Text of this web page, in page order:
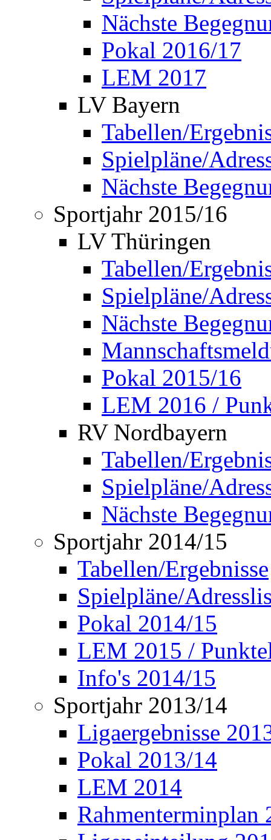
Nächste
Pokal 2016/17
LEM 2017
LV Bayern
Tabellen/
Spielpläne/
Nächste
Sportjahr 2015/16
LV Thüringen
Tabellen/
Spielpläne/
Nächste
Pokal 2015/16
LEM 2016 /
RV Nordbayern
Tabellen/
Spielpläne/
Nächste
Sportjahr 2014/15
Tabellen/Ergebnisse
Spielpläne/
Pokal 2014/15
LEM 2015 /
Info's 2014/15
Sportjahr 2013/14
Ligaergebnisse
Pokal 2013/14
LEM 2014
Rahmenterminplan